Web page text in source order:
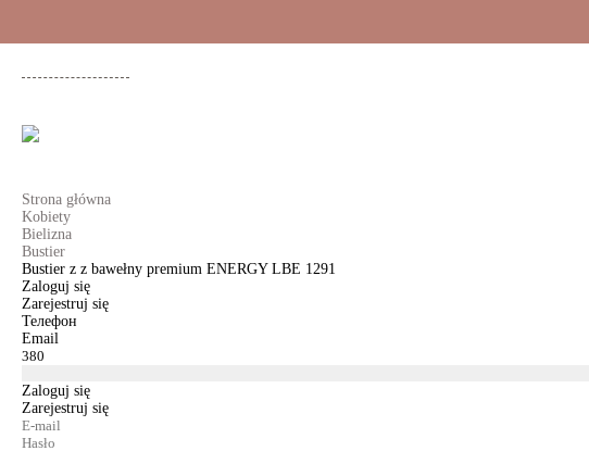
Strona główna
Kobiety
Bielizna
Bustier
Bustier z z bawełny premium ENERGY LBE 1291
Zaloguj się
Zarejestruj się
Телефон
Email
Zaloguj się
Zarejestruj się